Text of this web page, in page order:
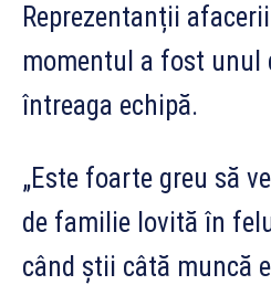
Reprezentanții
momentul a fost unul
întreaga echipă.
„Este foarte greu să
de familie lovită în
când știi câtă muncă